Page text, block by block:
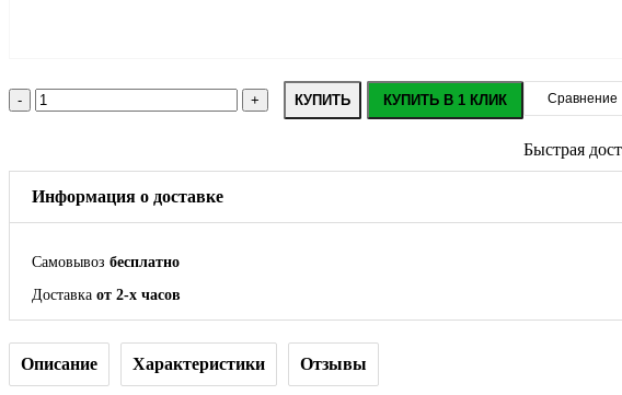
КУПИТЬ КУПИТЬ В 1 КЛИК Сравнение
Быстрая
Информация о доставке
Самовывоз бесплатно
Доставка от 2-х часов
Описание Характеристики Отзывы